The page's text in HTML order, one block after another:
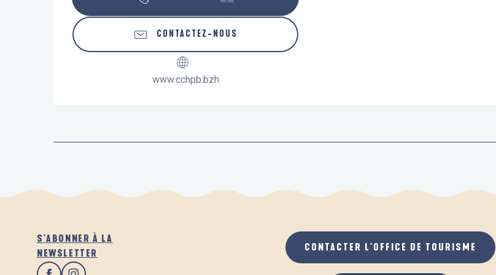
CONTACTEZ-NOUS
www.cchpb.bzh
S'ABONNER À LA
NEWSLETTER
CONTACTER L'OFFICE DE TOURISME